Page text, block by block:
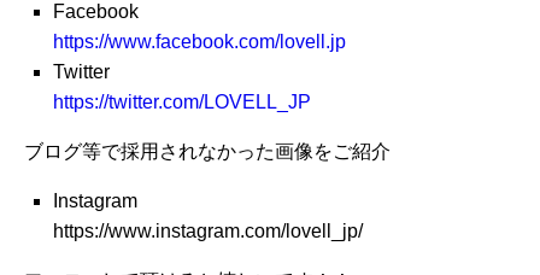
Facebook
https://www.facebook.com/lovell.jp
Twitter
https://twitter.com/LOVELL_JP
ブログ等で採用されなかった画像をご紹介
Instagram
https://www.instagram.com/lovell_jp/